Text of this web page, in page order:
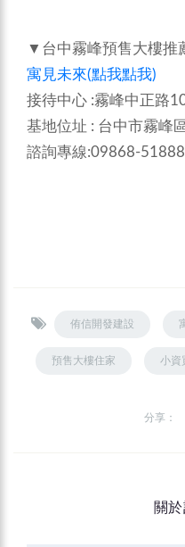
▼台中霧峰預售大樓推
寓見未來(點我點我)
接待中心 :霧峰中正路
基地位址 : 台中市霧峰
諮詢專線:09868-
侑信開發建設
預售大樓住家 小資
分享：
關